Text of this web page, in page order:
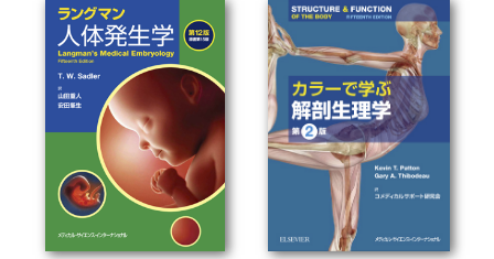
お買い物を続ける カートへ進む